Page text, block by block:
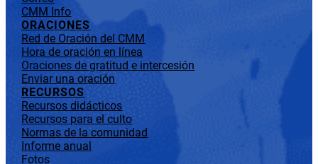
CMM Info
ORACIONES
Red de Oración del CMM
Hora de oración en línea
Oraciones de gratitud e intercesión
Enviar una oración
RECURSOS
Recursos didácticos
Recursos para el culto
Normas de la comunidad
Informe anual
Fotos